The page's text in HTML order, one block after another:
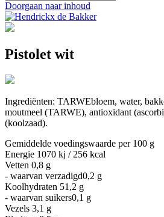
Doorgaan naar inhoud
Hoofdnavigatie
Pistolet wit
Ingrediënten: TARWEbloem, water,
moutmeel (TARWE), antioxidant
(koolzaad).
Gemiddelde voedingswaarde per 100 g
Energie 1070 kj / 256 kcal
Vetten 0,8 g
- waarvan verzadigd0,2 g
Koolhydraten 51,2 g
- waarvan suikers0,1 g
Vezels 3,1 g